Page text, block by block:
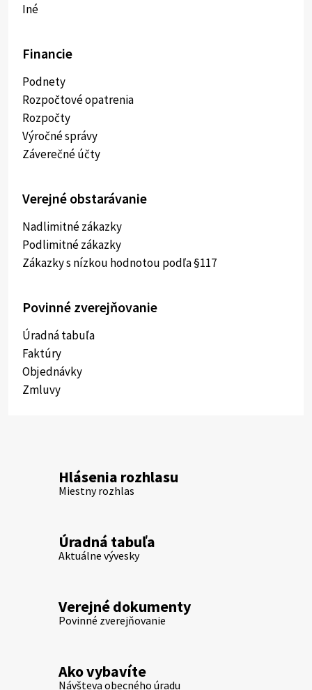
Iné
Financie
Podnety
Rozpočtové opatrenia
Rozpočty
Výročné správy
Záverečné účty
Verejné obstarávanie
Nadlimitné zákazky
Podlimitné zákazky
Zákazky s nízkou hodnotou podľa §117
Povinné zverejňovanie
Úradná tabuľa
Faktúry
Objednávky
Zmluvy
Hlásenia rozhlasu
Miestny rozhlas
Úradná tabuľa
Aktuálne vývesky
Verejné dokumenty
Povinné zverejňovanie
Ako vybavíte
Návšteva obecného úradu